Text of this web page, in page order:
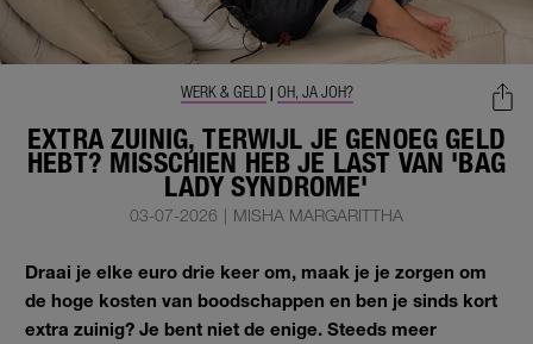
EXTRA ZUINIG, TERWIJL JE GENOEG GELD
HEBT? MISSCHIEN HEB JE LAST VAN 'BAG
LADY SYNDROME'
WERK & GELD | OH, JA JOH?
03-07-2026 | MISHA MARGARITTHA
Draai je elke euro drie keer om, maak je je zorgen om
de hoge kosten van boodschappen en ben je sinds kort
extra zuinig? Je bent niet de enige. Steeds meer